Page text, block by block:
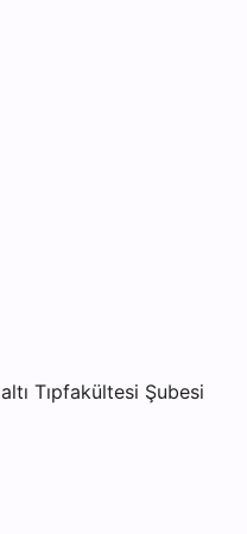
Tıpfakültesi Şubesi